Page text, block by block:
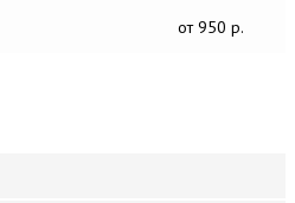
от 950 р.